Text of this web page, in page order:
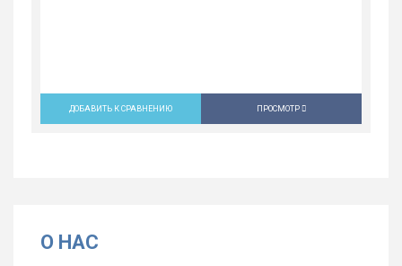
ДОБАВИТЬ К СРАВНЕНИЮ ПРОСМОТР
О НАС